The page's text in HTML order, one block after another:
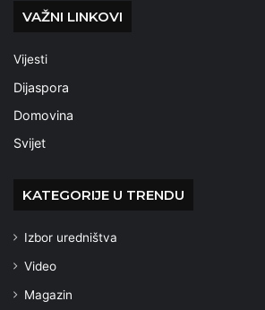
VAŽNI LINKOVI
Vijesti
Dijaspora
Domovina
Svijet
KATEGORIJE U TRENDU
Izbor uredništva
Video
Magazin